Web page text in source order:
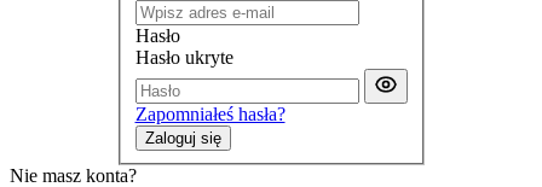
Hasło
Hasło ukryte
Zapomniałeś hasła?
Zaloguj się
Nie masz konta?